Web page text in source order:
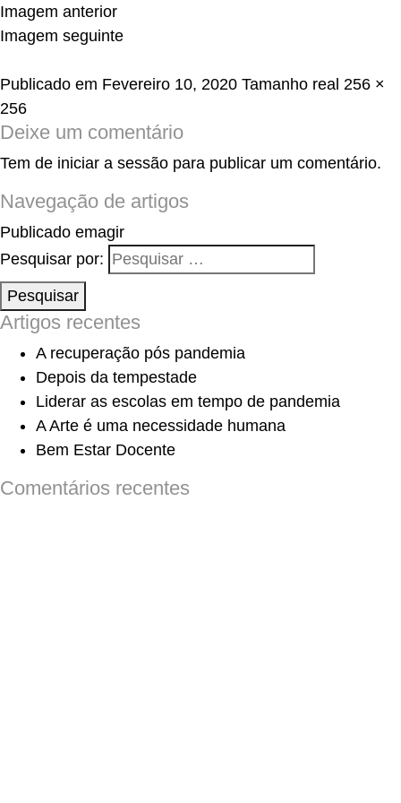
Imagem anterior
Imagem seguinte
Publicado em Fevereiro 10, 2020 Tamanho real 256 ×
256
Deixe um comentário
Tem de iniciar a sessão para publicar um comentário.
Navegação de artigos
Publicado emagir
Pesquisar por:
Pesquisar
Artigos recentes
A recuperação pós pandemia
Depois da tempestade
Liderar as escolas em tempo de pandemia
A Arte é uma necessidade humana
Bem Estar Docente
Comentários recentes